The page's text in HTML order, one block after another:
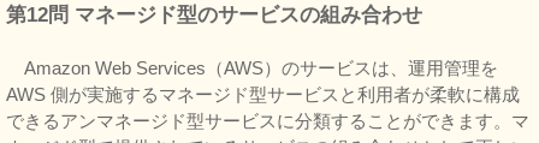
第12問 マネージド型のサービスの組み合わせ
Amazon Web Services（AWS）のサービスは、運用管理を
AWS 側が実施するマネージド型サービスと利用者が柔軟に構成
できるアンマネージド型サービスに分類することができます。マ